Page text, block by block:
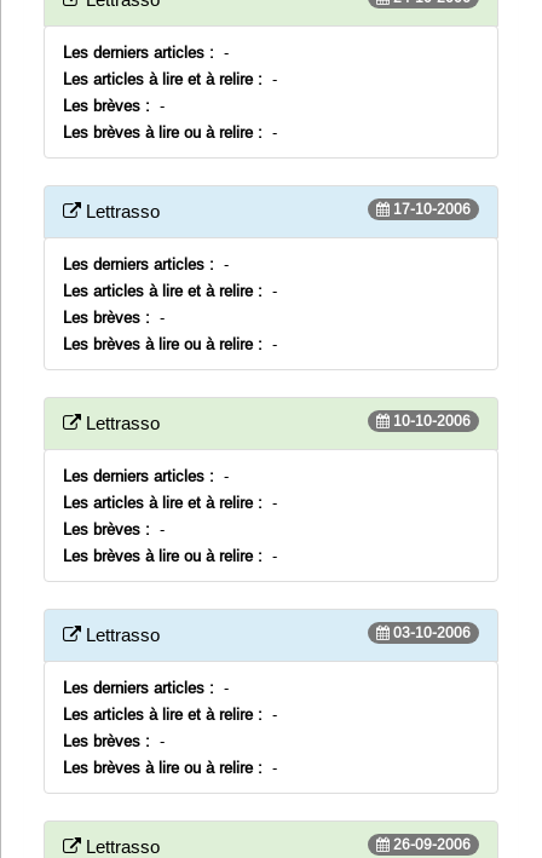
Les derniers articles : -
Les articles à lire et à relire : -
Les brèves : -
Les brèves à lire ou à relire : -
Lettrasso 17-10-2006
Les derniers articles : -
Les articles à lire et à relire : -
Les brèves : -
Les brèves à lire ou à relire : -
Lettrasso 10-10-2006
Les derniers articles : -
Les articles à lire et à relire : -
Les brèves : -
Les brèves à lire ou à relire : -
Lettrasso 03-10-2006
Les derniers articles : -
Les articles à lire et à relire : -
Les brèves : -
Les brèves à lire ou à relire : -
Lettrasso 26-09-2006